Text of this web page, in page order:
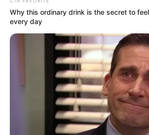
Συγκεκριμένα, το συγκεκριμένο
σημαίνει «Απαγορεύεται η
Με απλά λόγια, κανένα όχημα
να περάσει από το
Περισσότερα νέα από την
Η ομορφότερη παραλία στην
Why this ordinary drink is the secret to
every day